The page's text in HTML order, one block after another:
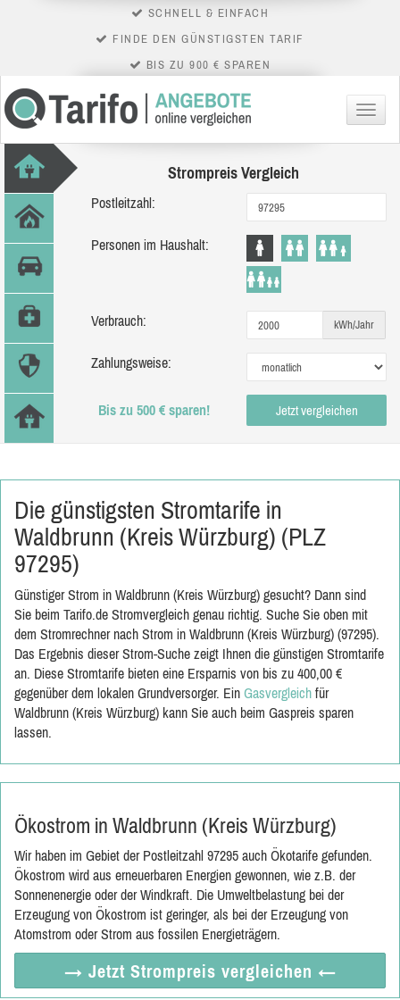
SCHNELL & EINFACH
FINDE DEN GÜNSTIGSTEN TARIF
BIS ZU 900 € SPAREN
Menü
Strompreis Vergleich
Postleitzahl:
Personen im Haushalt:
Verbrauch: kWh/Jahr
Zahlungsweise:
Bis zu 500 € sparen! Jetzt vergleichen
Die günstigsten Stromtarife in
Waldbrunn (Kreis Würzburg) (PLZ
97295)
Günstiger Strom in Waldbrunn (Kreis Würzburg) gesucht? Dann sind
Sie beim Tarifo.de Stromvergleich genau richtig. Suche Sie oben mit
dem Stromrechner nach Strom in Waldbrunn (Kreis Würzburg) (97295).
Das Ergebnis dieser Strom-Suche zeigt Ihnen die günstigen Stromtarife
an. Diese Stromtarife bieten eine Ersparnis von bis zu 400,00 €
gegenüber dem lokalen Grundversorger. Ein Gasvergleich für
Waldbrunn (Kreis Würzburg) kann Sie auch beim Gaspreis sparen
lassen.
Ökostrom in Waldbrunn (Kreis Würzburg)
Wir haben im Gebiet der Postleitzahl 97295 auch Ökotarife gefunden.
Ökostrom wird aus erneuerbaren Energien gewonnen, wie z.B. der
Sonnenenergie oder der Windkraft. Die Umweltbelastung bei der
Erzeugung von Ökostrom ist geringer, als bei der Erzeugung von
Atomstrom oder Strom aus fossilen Energieträgern.
→ Jetzt Strompreis vergleichen ←